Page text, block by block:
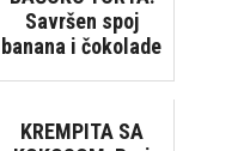
Savršen spoj
banana i čokolade
KREMPITA SA